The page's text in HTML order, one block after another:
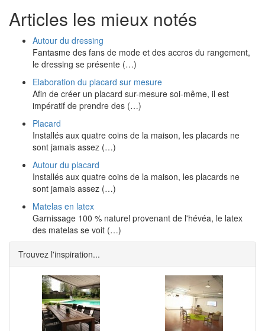
Articles les mieux notés
Autour du dressing
Fantasme des fans de mode et des accros du rangement,
le dressing se présente (…)
Elaboration du placard sur mesure
Afin de créer un placard sur-mesure soi-même, il est
impératif de prendre des (…)
Placard
Installés aux quatre coins de la maison, les placards ne
sont jamais assez (…)
Autour du placard
Installés aux quatre coins de la maison, les placards ne
sont jamais assez (…)
Matelas en latex
Garnissage 100 % naturel provenant de l'hévéa, le latex
des matelas se voit (…)
Trouvez l'inspiration...